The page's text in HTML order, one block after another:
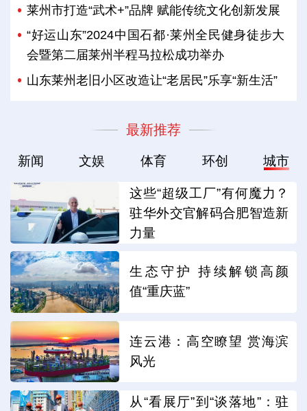
莱州市打造“武术+”品牌 赋能传统文化创新发展
“好运山东”2024中国石都·莱州全民健身徒步大
会暨第二届莱州半程马拉松成功举办
山东莱州老旧小区改造让“老居民”乐享“新生活”
最新推荐
新闻 文娱 体育 环创 城市
这些“超级工厂”有何魔力？
驻华外交官解码合肥智造新
力量
生态守护 持续解锁高颜
值“重庆蓝”
连云港：高空瞭望 赏海滨
风光
从“看展厅”到“谈落地”：驻